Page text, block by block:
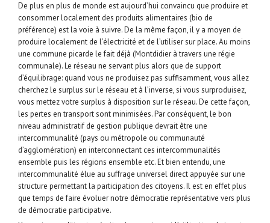
De plus en plus de monde est aujourd’hui convaincu que produire et
consommer localement des produits alimentaires (bio de
préférence) est la voie à suivre. De la même façon, il y a moyen de
produire localement de l’électricité et de l’utiliser sur place. Au moins
une commune picarde le fait déjà (Montdidier à travers une régie
communale). Le réseau ne servant plus alors que de support
d’équilibrage: quand vous ne produisez pas suffisamment, vous allez
cherchez le surplus sur le réseau et à l’inverse, si vous surproduisez,
vous mettez votre surplus à disposition sur le réseau. De cette façon,
les pertes en transport sont minimisées. Par conséquent, le bon
niveau administratif de gestion publique devrait être une
intercommunalité (pays ou métropole ou communauté
d’agglomération) en interconnectant ces intercommunalités
ensemble puis les régions ensemble etc. Et bien entendu, une
intercommunalité élue au suffrage universel direct appuyée sur une
structure permettant la participation des citoyens. Il est en effet plus
que temps de faire évoluer notre démocratie représentative vers plus
de démocratie participative.